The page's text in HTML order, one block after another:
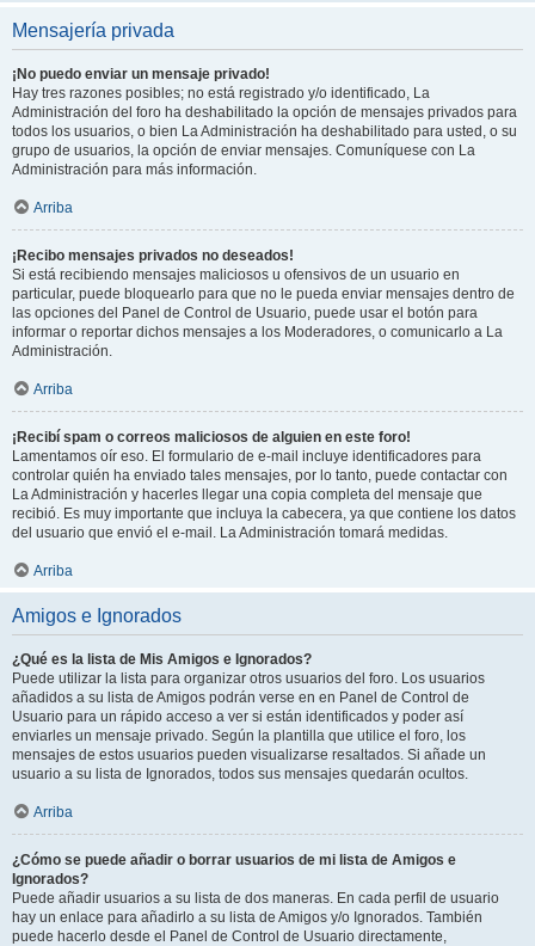
Mensajería privada
¡No puedo enviar un mensaje privado!
Hay tres razones posibles; no está registrado y/o identificado, La
Administración del foro ha deshabilitado la opción de mensajes privados para
todos los usuarios, o bien La Administración ha deshabilitado para usted, o su
grupo de usuarios, la opción de enviar mensajes. Comuníquese con La
Administración para más información.
Arriba
¡Recibo mensajes privados no deseados!
Si está recibiendo mensajes maliciosos u ofensivos de un usuario en
particular, puede bloquearlo para que no le pueda enviar mensajes dentro de
las opciones del Panel de Control de Usuario, puede usar el botón para
informar o reportar dichos mensajes a los Moderadores, o comunicarlo a La
Administración.
Arriba
¡Recibí spam o correos maliciosos de alguien en este foro!
Lamentamos oír eso. El formulario de e-mail incluye identificadores para
controlar quién ha enviado tales mensajes, por lo tanto, puede contactar con
La Administración y hacerles llegar una copia completa del mensaje que
recibió. Es muy importante que incluya la cabecera, ya que contiene los datos
del usuario que envió el e-mail. La Administración tomará medidas.
Arriba
Amigos e Ignorados
¿Qué es la lista de Mis Amigos e Ignorados?
Puede utilizar la lista para organizar otros usuarios del foro. Los usuarios
añadidos a su lista de Amigos podrán verse en en Panel de Control de
Usuario para un rápido acceso a ver si están identificados y poder así
enviarles un mensaje privado. Según la plantilla que utilice el foro, los
mensajes de estos usuarios pueden visualizarse resaltados. Si añade un
usuario a su lista de Ignorados, todos sus mensajes quedarán ocultos.
Arriba
¿Cómo se puede añadir o borrar usuarios de mi lista de Amigos e
Ignorados?
Puede añadir usuarios a su lista de dos maneras. En cada perfil de usuario
hay un enlace para añadirlo a su lista de Amigos y/o Ignorados. También
puede hacerlo desde el Panel de Control de Usuario directamente,